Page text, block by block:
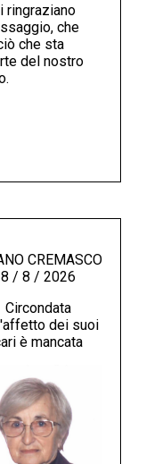
ringraziano
che
che sta
del nostro
CREMASCO
8 / 8 / 2026
Circondata
dei suoi
è mancata